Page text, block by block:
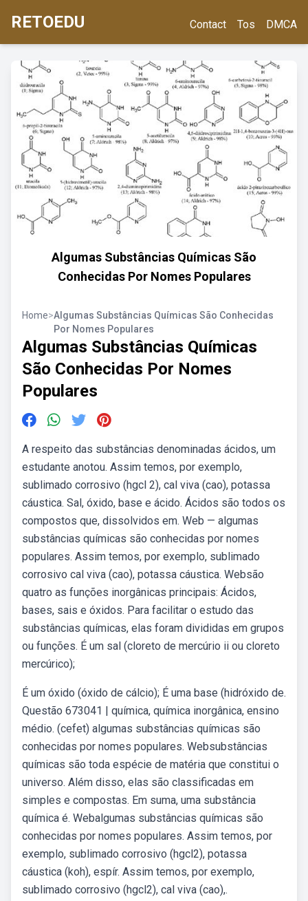
RETOEDU Contact Tos DMCA
Algumas Substâncias Químicas São
Conhecidas Por Nomes Populares
Home>Algumas Substâncias Químicas São Conhecidas
Por Nomes Populares
Algumas Substâncias Químicas
São Conhecidas Por Nomes
Populares
A respeito das substâncias denominadas ácidos, um
estudante anotou. Assim temos, por exemplo,
sublimado corrosivo (hgcl 2), cal viva (cao), potassa
cáustica. Sal, óxido, base e ácido. Ácidos são todos os
compostos que, dissolvidos em. Web — algumas
substâncias químicas são conhecidas por nomes
populares. Assim temos, por exemplo, sublimado
corrosivo cal viva (cao), potassa cáustica. Websão
quatro as funções inorgânicas principais: Ácidos,
bases, sais e óxidos. Para facilitar o estudo das
substâncias químicas, elas foram divididas em grupos
ou funções. É um sal (cloreto de mercúrio ii ou cloreto
mercúrico);
É um óxido (óxido de cálcio); É uma base (hidróxido de.
Questão 673041 | química, química inorgânica, ensino
médio. (cefet) algumas substâncias químicas são
conhecidas por nomes populares. Websubstâncias
químicas são toda espécie de matéria que constitui o
universo. Além disso, elas são classificadas em
simples e compostas. Em suma, uma substância
química é. Webalgumas substâncias químicas são
conhecidas por nomes populares. Assim temos, por
exemplo, sublimado corrosivo (hgcl2), potassa
cáustica (koh), espír. Assim temos, por exemplo,
sublimado corrosivo (hgcl2), cal viva (cao),.